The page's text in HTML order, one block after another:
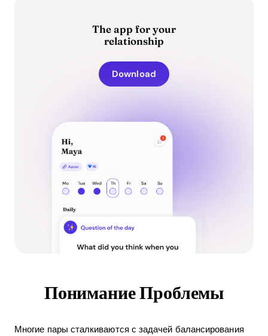
The app for your
relationship
Download
Понимание Проблемы
Многие пары сталкиваются с задачей балансирования